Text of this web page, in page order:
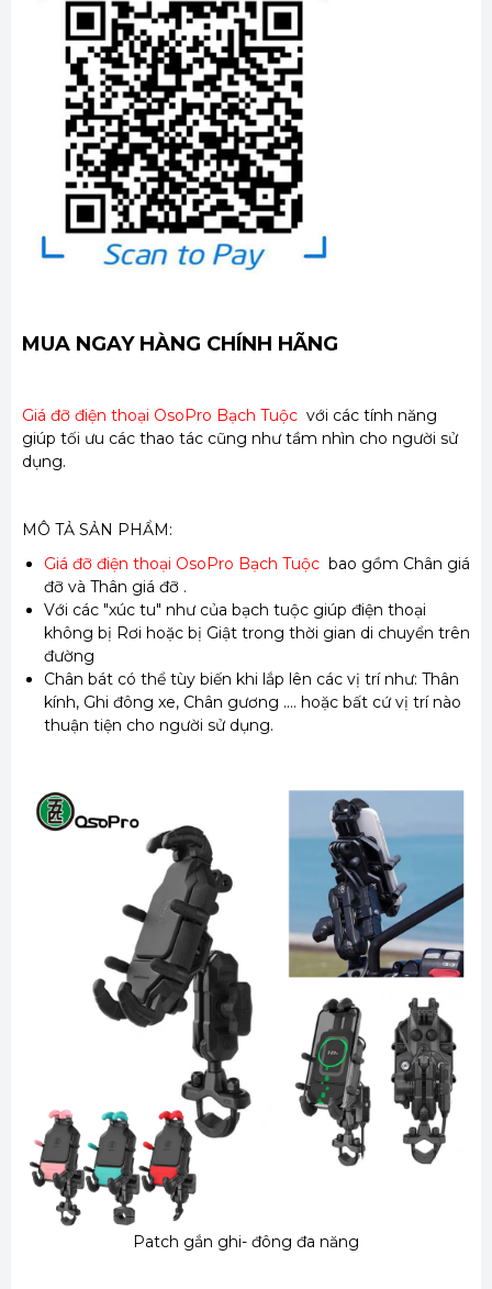
MUA NGAY HÀNG CHÍNH HÃNG
Giá đỡ điện thoại OsoPro Bạch Tuộc với các tính năng
giúp tối ưu các thao tác cũng như tầm nhìn cho người sử
dụng.
MÔ TẢ SẢN PHẨM:
Giá đỡ điện thoại OsoPro Bạch Tuộc bao gồm Chân giá
đỡ và Thân giá đỡ .
Với các "xúc tu" như của bạch tuộc giúp điện thoại
không bị Rơi hoặc bị Giật trong thời gian di chuyển trên
đường
Chân bát có thể tùy biến khi lắp lên các vị trí như: Thân
kính, Ghi đông xe, Chân gương .... hoặc bất cứ vị trí nào
thuận tiện cho người sử dụng.
Patch gắn ghi- đông đa năng